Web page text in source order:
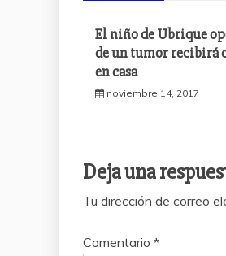
El niño de Ubrique
de un tumor recibirá
en casa
noviembre 14, 2017
Deja una
Tu dirección de correo
Comentario *